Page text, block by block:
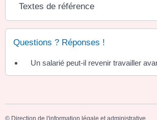
Textes de référence
Questions ? Réponses !
Un salarié peut-il revenir travailler